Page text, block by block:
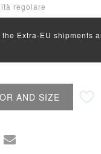
regolare
Extra-EU shipments
AND SIZE